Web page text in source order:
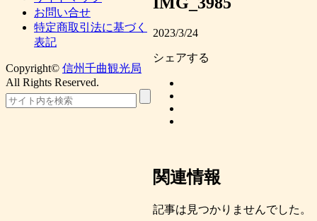
2023/3/24
シェアする
関連情報
記事は見つかりませんでした。
お問い合せ
特定商取引法に基づく
表記
Copyright© 信州千曲観光局
All Rights Reserved.